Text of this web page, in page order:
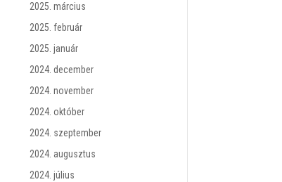
2025. március
2025. február
2025. január
2024. december
2024. november
2024. október
2024. szeptember
2024. augusztus
2024. július